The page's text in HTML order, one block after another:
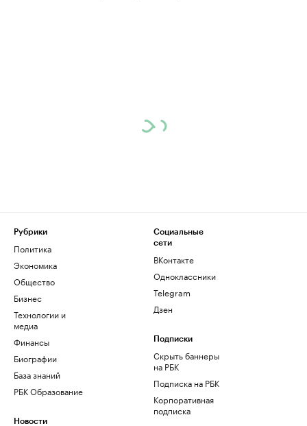
Рубрики
Политика
Экономика
Общество
Бизнес
Технологии и
медиа
Финансы
Биографии
База знаний
РБК Образование
Новости
Социальные
сети
ВКонтакте
Одноклассники
Telegram
Дзен
Подписки
Скрыть баннеры
на РБК
Подписка на РБК
Корпоративная
подписка